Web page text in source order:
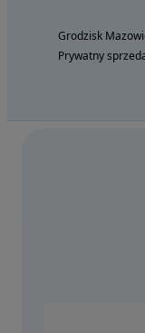
Grodzisk
Prywatny